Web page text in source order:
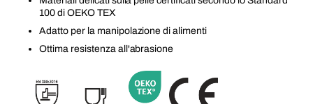
100 di OEKO TEX
Adatto per la manipolazione di alimenti
Ottima resistenza all'abrasione